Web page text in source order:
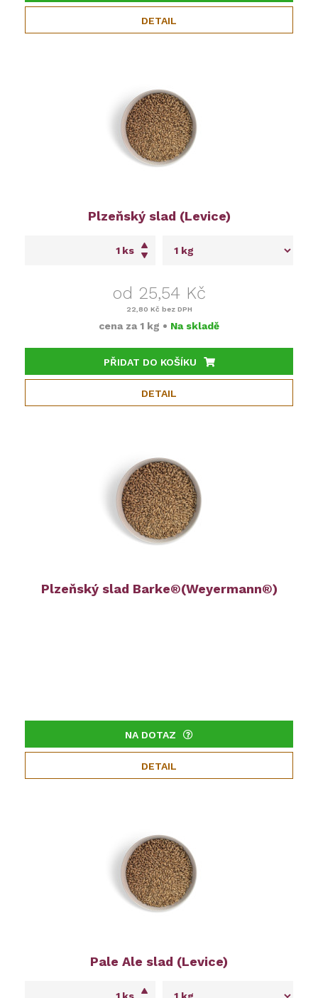
DETAIL
Plzeňský slad (Levice)
ks
od 25,54 Kč
22,80 Kč bez DPH
cena za 1 kg • Na skladě
PŘIDAT DO KOŠÍKU
DETAIL
Plzeňský slad Barke®(Weyermann®)
NA DOTAZ
DETAIL
Pale Ale slad (Levice)
ks